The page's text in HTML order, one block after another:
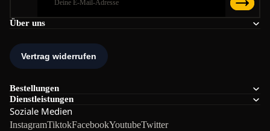
Über uns
Bestellungen
Dienstleistungen
Soziale Medien
InstagramTiktokFacebookYoutubeTwitter